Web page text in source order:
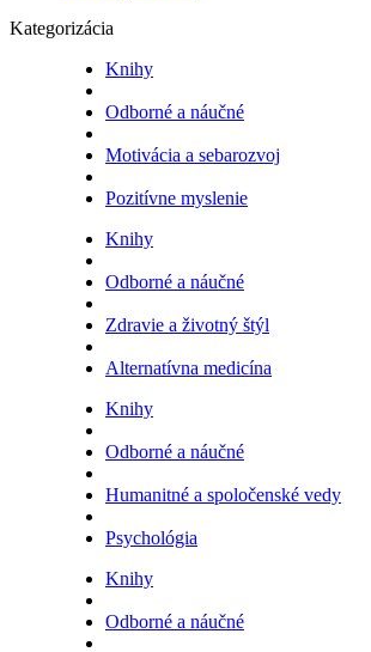
Kategorizácia
Knihy
Odborné a náučné
Motivácia a sebarozvoj
Pozitívne myslenie
Knihy
Odborné a náučné
Zdravie a životný štýl
Alternatívna medicína
Knihy
Odborné a náučné
Humanitné a spoločenské vedy
Psychológia
Knihy
Odborné a náučné